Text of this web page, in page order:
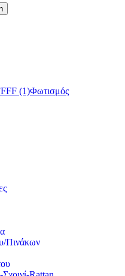
Φωτισμός
Πινάκων